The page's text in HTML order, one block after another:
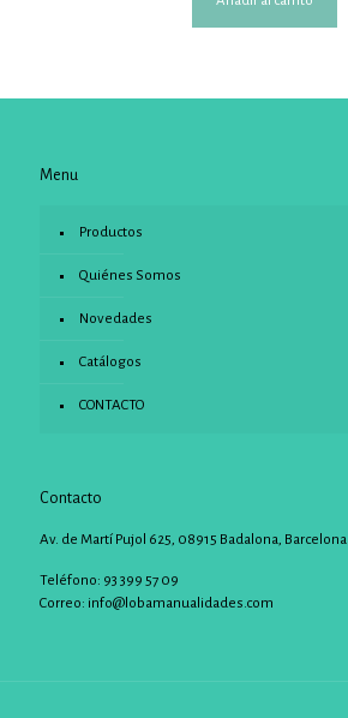
Menu
Productos
Quiénes Somos
Novedades
Catálogos
CONTACTO
Contacto
Av. de Martí Pujol 625, 08915 Badalona, Barcelona
Teléfono: 93 399 57 09
Correo: info@lobamanualidades.com